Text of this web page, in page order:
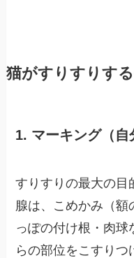
猫がすりすりす
1. マーキング（自
すりすりの最大の目
腺は、こめかみ（額
っぽの付け根・肉
らの部位をこすり